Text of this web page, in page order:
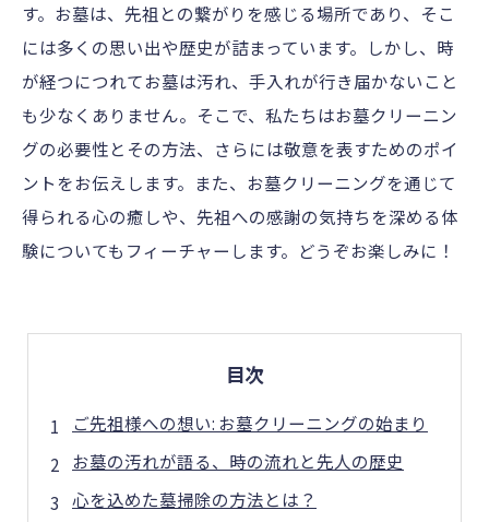
す。お墓は、先祖との繋がりを感じる場所であり、そこ
には多くの思い出や歴史が詰まっています。しかし、時
が経つにつれてお墓は汚れ、手入れが行き届かないこと
も少なくありません。そこで、私たちはお墓クリーニン
グの必要性とその方法、さらには敬意を表すためのポイ
ントをお伝えします。また、お墓クリーニングを通じて
得られる心の癒しや、先祖への感謝の気持ちを深める体
験についてもフィーチャーします。どうぞお楽しみに！
目次
ご先祖様への想い: お墓クリーニングの始まり
お墓の汚れが語る、時の流れと先人の歴史
心を込めた墓掃除の方法とは？